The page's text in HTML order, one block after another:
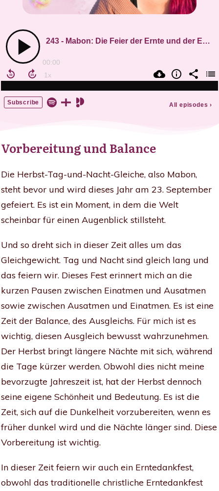
Vorbereitung und Balance
Die Herbst-Tag-und-Nacht-Gleiche, also Mabon,
steht bevor und wird dieses Jahr am 23. September
gefeiert. Es ist ein Moment, in dem die Welt
scheinbar für einen Augenblick stillsteht.
Und so dreht sich in dieser Zeit alles um das
Gleichgewicht. Tag und Nacht sind gleich lang und
das feiern wir. Dieses Fest erinnert mich an die
kurzen Pausen zwischen Einatmen und Ausatmen
sowie zwischen Ausatmen und Einatmen. Es ist eine
Zeit der Balance, des Ausgleichs. Für mich ist es
wichtig, diesen Ausgleich bewusst wahrzunehmen.
Der Herbst bringt längere Nächte mit sich, während
die Tage kürzer werden. Obwohl dies nicht meine
bevorzugte Jahreszeit ist, hat der Herbst dennoch
seine eigene Schönheit und Bedeutung. Es ist die
Zeit, sich auf die Dunkelheit vorzubereiten, wenn es
früher dunkel wird und die Nächte länger sind. Diese
Vorbereitung ist wichtig.
In dieser Zeit feiern wir auch ein Erntedankfest,
obwohl das traditionelle christliche Erntedankfest